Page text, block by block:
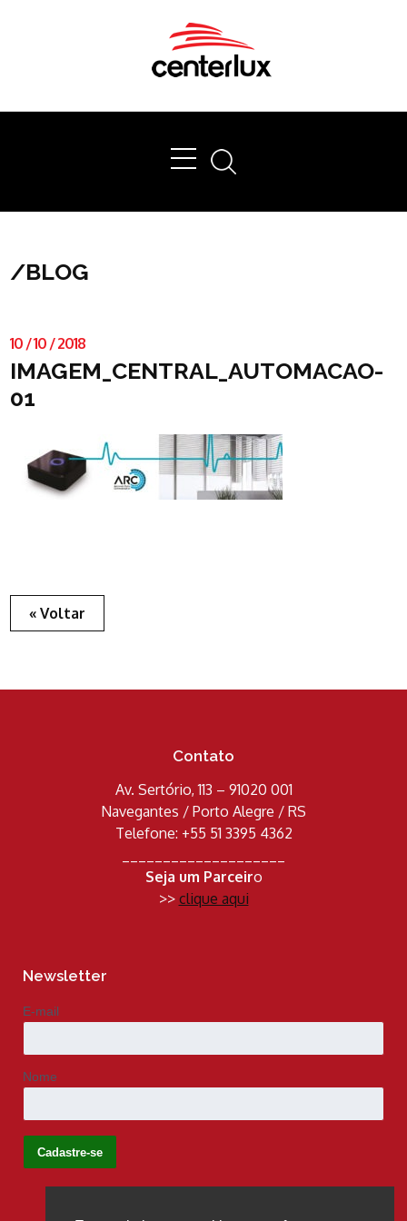
/BLOG
10 /10 /2018
IMAGEM_CENTRAL_AUTOMACAO-
01
« Voltar
Contato
Av. Sertório, 113 – 91020 001
Navegantes / Porto Alegre / RS
Telefone: +55 51 3395 4362
Seja um Parceiro
>> clique aqui
Newsletter
E-mail
Nome